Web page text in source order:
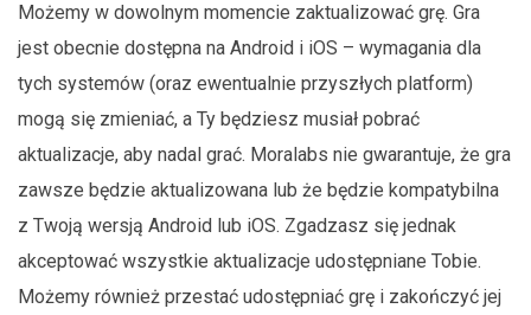
Możemy w dowolnym momencie zaktualizować grę. Gra
jest obecnie dostępna na Android i iOS – wymagania dla
tych systemów (oraz ewentualnie przyszłych platform)
mogą się zmieniać, a Ty będziesz musiał pobrać
aktualizacje, aby nadal grać. Moralabs nie gwarantuje, że gra
zawsze będzie aktualizowana lub że będzie kompatybilna
z Twoją wersją Android lub iOS. Zgadzasz się jednak
akceptować wszystkie aktualizacje udostępniane Tobie.
Możemy również przestać udostępniać grę i zakończyć jej